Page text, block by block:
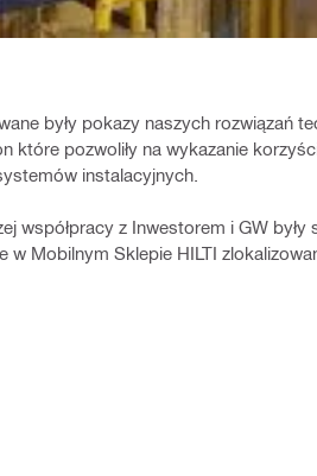
były pokazy naszych rozwiązań
które pozwoliły na wykazanie
instalacyjnych.
współpracy z Inwestorem i GW były
w Mobilnym Sklepie HILTI